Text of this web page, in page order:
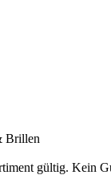
Brillen
gültig. Kein